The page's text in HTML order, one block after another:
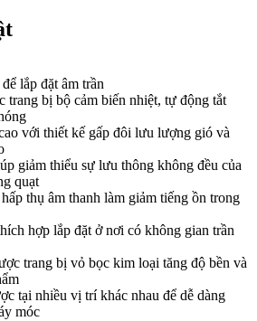
lắp đặt âm trần
trang bị bộ cảm biến nhiệt, tự động tắt
với thiết kế gấp đôi lưu lượng gió và
giảm thiểu sự lưu thông không đều của
quạt
thụ âm thanh làm giảm tiếng ồn trong
hợp lắp đặt ở nơi có không gian trần
trang bị vỏ bọc kim loại tăng độ bền và
tại nhiều vị trí khác nhau để dễ dàng
móc